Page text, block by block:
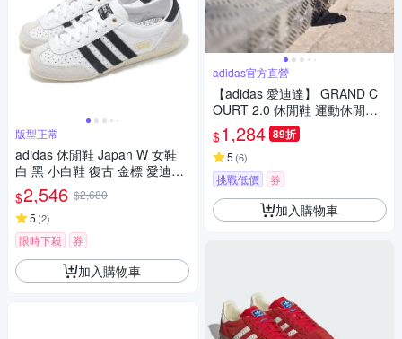
版型正常
adidas 休閒鞋 Japan W 女鞋
白 黑 小白鞋 復古 金標 愛迪達
IH5489
$2,546 $2,680
5 (2)
限時下殺 券
加入購物車
adidas官方直營
【adidas 愛迪達】 GRAND C
OURT 2.0 休閒鞋 運動休閒鞋
男鞋/女鞋 GW9196
$1,284 89折
5 (6)
挑戰低價 券
加入購物車